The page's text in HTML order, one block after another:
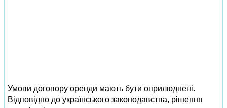
Умови договору оренди мають бути оприлюднені.
Відповідно до українського законодавства, рішення